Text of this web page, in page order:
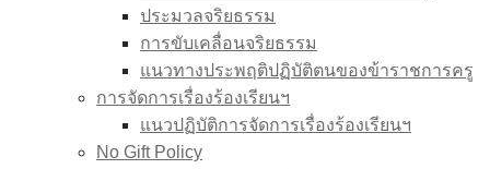
ประมวลจริยธรรม
การขับเคลื่อนจริยธรรม
แนวทางประพฤติปฏิบัติตนของข้าราชการครู
การจัดการเรื่องร้องเรียนฯ
แนวปฏิบัติการจัดการเรื่องร้องเรียนฯ
No Gift Policy